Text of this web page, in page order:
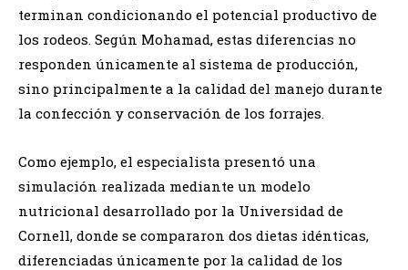
terminan condicionando el potencial productivo de
los rodeos. Según Mohamad, estas diferencias no
responden únicamente al sistema de producción,
sino principalmente a la calidad del manejo durante
la confección y conservación de los forrajes.
Como ejemplo, el especialista presentó una
simulación realizada mediante un modelo
nutricional desarrollado por la Universidad de
Cornell, donde se compararon dos dietas idénticas,
diferenciadas únicamente por la calidad de los